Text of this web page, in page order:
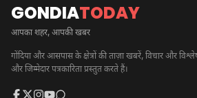
GONDIATODAY
आपका शहर, आपकी खबर
गोंदिया और आसपास के क्षेत्रों की ताज़ा खबरें, विचार और
और जिम्मेदार पत्रकारिता प्रस्तुत करते हैं।